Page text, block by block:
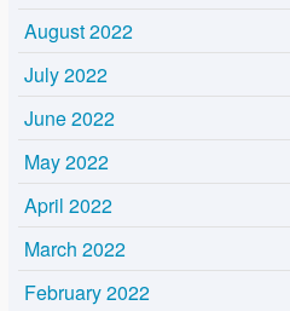
August 2022
July 2022
June 2022
May 2022
April 2022
March 2022
February 2022